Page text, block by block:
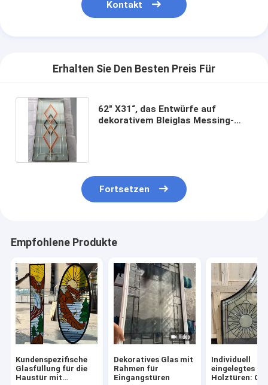
Kontakt
Erhalten Sie Den Besten Preis Für
62" X31“, das Entwürfe auf
dekorativem Bleiglas Messing-
Fortsetzen
Empfohlene Produkte
Kundenspezifische
Glasfüllung für die
Haustür mit
Dekoratives Glas mit
Rahmen für
Eingangstüren
Individuell
eingelegtes
Holztüren: